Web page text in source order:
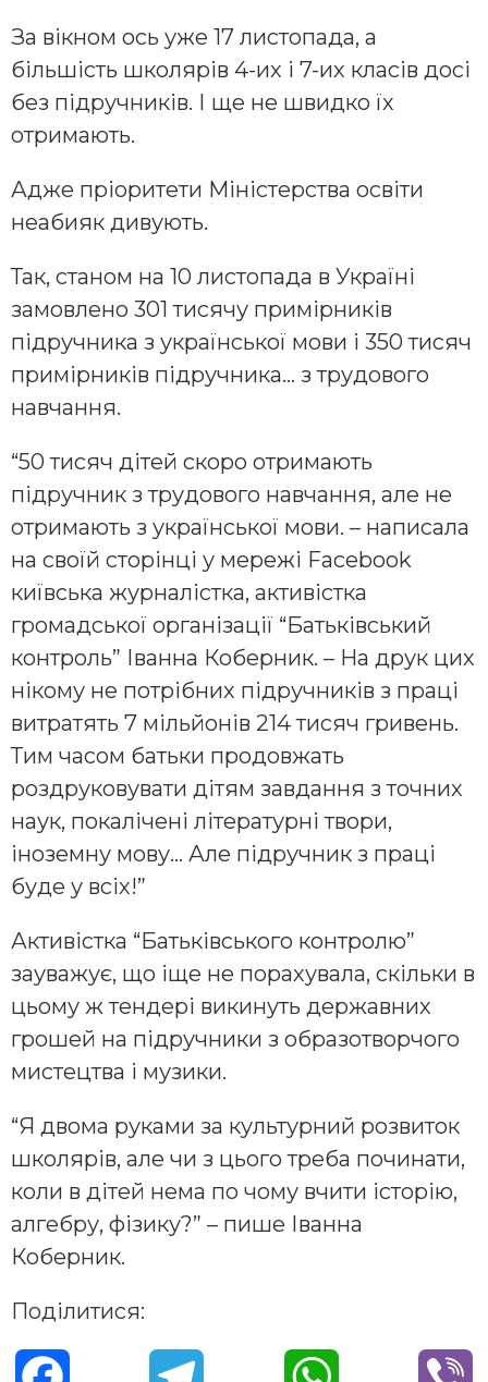
За вікном ось уже 17 листопада, а
більшість школярів 4-их і 7-их класів досі
без підручників. І ще не швидко їх
отримають.
Адже пріоритети Міністерства освіти
неабияк дивують.
Так, станом на 10 листопада в Україні
замовлено 301 тисячу примірників
підручника з української мови і 350 тисяч
примірників підручника… з трудового
навчання.
“50 тисяч дітей скоро отримають
підручник з трудового навчання, але не
отримають з української мови. – написала
на своїй сторінці у мережі Facebook
київська журналістка, активістка
громадської організації “Батьківський
контроль” Іванна Коберник. – На друк цих
нікому не потрібних підручників з праці
витратять 7 мільйонів 214 тисяч гривень.
Тим часом батьки продовжать
роздруковувати дітям завдання з точних
наук, покалічені літературні твори,
іноземну мову… Але підручник з праці
буде у всіх!”
Активістка “Батьківського контролю”
зауважує, що іще не порахувала, скільки в
цьому ж тендері викинуть державних
грошей на підручники з образотворчого
мистецтва і музики.
“Я двома руками за культурний розвиток
школярів, але чи з цього треба починати,
коли в дітей нема по чому вчити історію,
алгебру, фізику?” – пише Іванна
Коберник.
Поділитися: